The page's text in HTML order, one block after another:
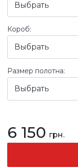
Выбрать
Короб:
Выбрать
Размер полотна:
Выбрать
6 150 грн.